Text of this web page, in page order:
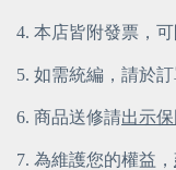
4. 本店皆附發票，
5. 如需統編，請於
6. 商品送修請出示
7. 為維護您的權益，